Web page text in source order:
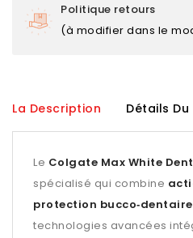
Politique retours
(à modifier dans le
La Description Détails
Le Colgate Max White
spécialisé qui combine
protection
technologies avancées